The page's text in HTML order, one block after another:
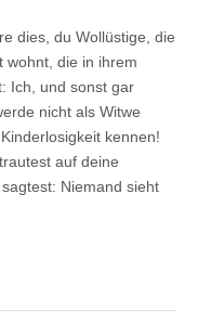
sonst
gar
dies, du Wollüstige, die
wohnt, die in ihrem
Ich, und sonst gar
nicht als Witwe
kennen!
auf deine
Niemand sieht